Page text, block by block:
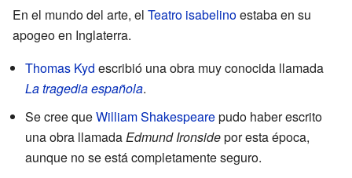
En el mundo del arte, el Teatro isabelinoestaba en su
apogeo en Inglaterra.
Thomas Kyd escribió una obra muy conocida llamada
La tragedia española.
Se cree queWilliam Shakespearepudo haber escrito
una obra llamadaEdmund Ironsidepor esta época,
aunque no se está completamente seguro.